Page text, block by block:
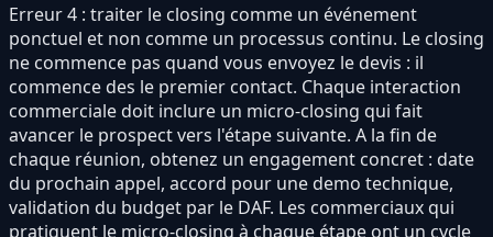
Erreur 4 : traiter le closing comme un événement
ponctuel et non comme un processus continu. Le closing
ne commence pas quand vous envoyez le devis : il
commence des le premier contact. Chaque interaction
commerciale doit inclure un micro-closing qui fait
avancer le prospect vers l'étape suivante. A la fin de
chaque réunion, obtenez un engagement concret : date
du prochain appel, accord pour une demo technique,
validation du budget par le DAF. Les commerciaux qui
pratiquent le micro-closing à chaque étape ont un cycle